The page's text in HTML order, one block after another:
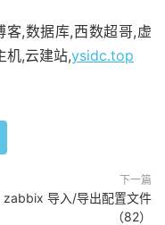
客,数据库,西数超哥,虚
机,云建站,ysidc.top
下一篇
zabbix 导入/导出配置文件
（82）